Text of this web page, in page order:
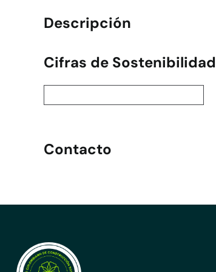
Descripción
Cifras de Sostenibilidad
Contacto